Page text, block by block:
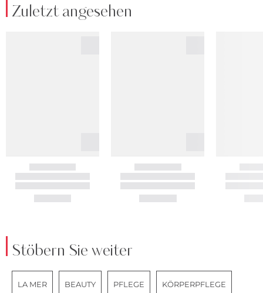
Zuletzt angesehen
Stöbern Sie weiter
LA MER BEAUTY PFLEGE KÖRPERPFLEGE